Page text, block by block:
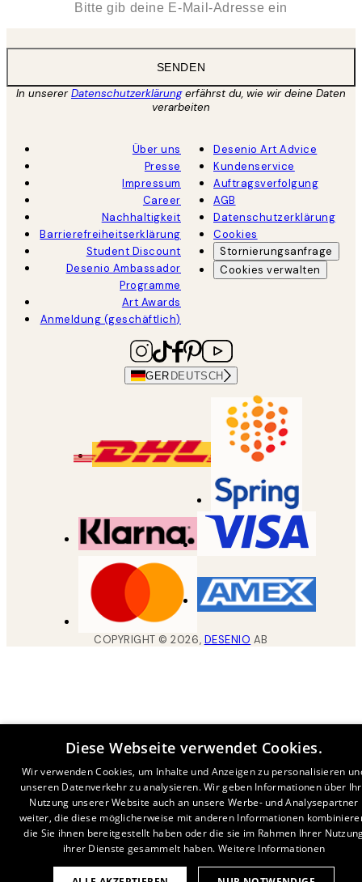
SENDEN
In unsererDatenschutzerklärungerfährst du, wie wir deine Daten
verarbeiten
Über uns
Presse
Impressum
Career
Nachhaltigkeit
Barrierefreiheitserklärung
Student Discount
Desenio Ambassador
Programme
Art Awards
Anmeldung (geschäftlich)
Desenio Art Advice
Kundenservice
Auftragsverfolgung
AGB
Datenschutzerklärung
Cookies
Stornierungsanfrage
Cookies verwalten
GER DEUTSCH
COPYRIGHT ©2026, DESENIO AB
Diese Webseite verwendet Cookies.
Wir verwenden Cookies, um Inhalte und Anzeigen zu personalisieren
unseren Datenverkehr zu analysieren. Wir geben Informationen über
Nutzung unserer Website auch an unsere Werbe- und Analysepartner
weiter, die diese möglicherweise mit anderen Informationen
die Sie ihnen bereitgestellt haben oder die sie im Rahmen Ihrer
ihrer Dienste gesammelt haben. Weitere Informationen